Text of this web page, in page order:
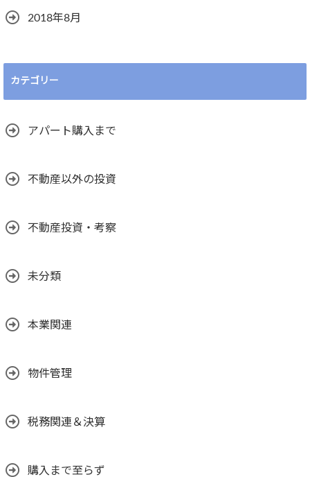
2018年8月
カテゴリー
アパート購入まで
不動産以外の投資
不動産投資・考察
未分類
本業関連
物件管理
税務関連＆決算
購入まで至らず